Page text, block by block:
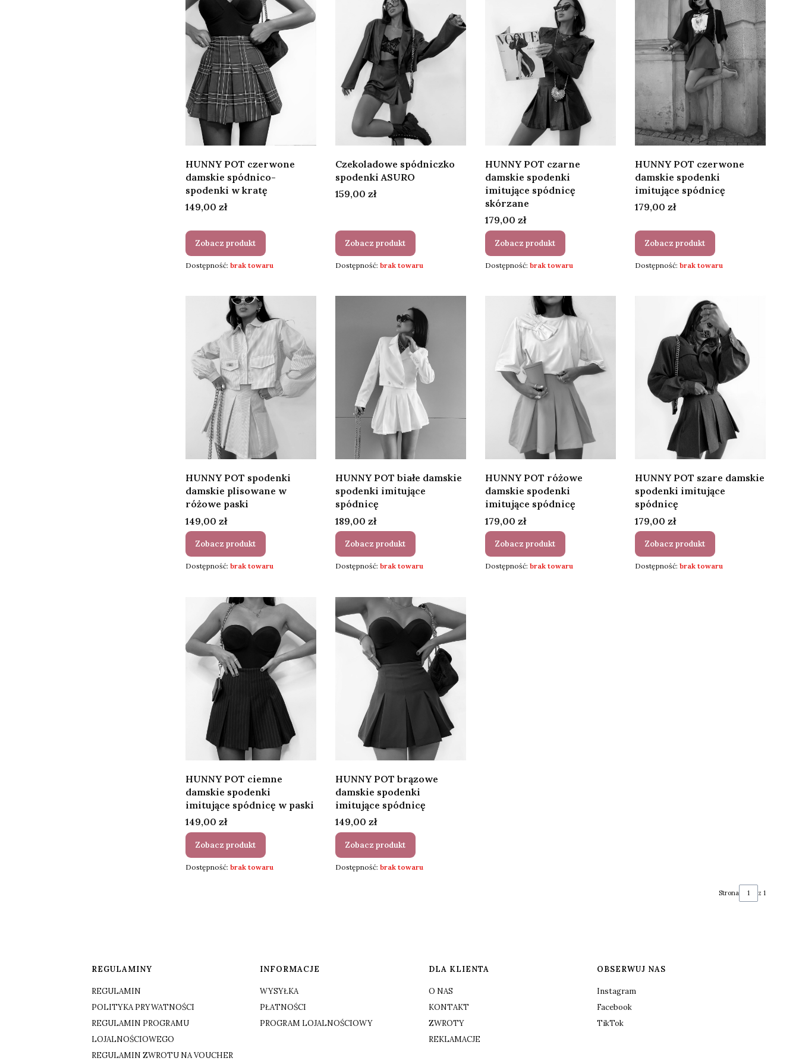
HUNNY POT czerwone
damskie spódnico-
spodenki w kratę
Cena
149,00 zł
Zobacz produkt
Dostępność: brak towaru
Czekoladowe spódniczko
spodenki ASURO
Cena
159,00 zł
Zobacz produkt
Dostępność: brak towaru
HUNNY POT czarne
damskie spodenki
imitujące spódnicę
skórzane
Cena
179,00 zł
Zobacz produkt
Dostępność: brak towaru
HUNNY POT czerwone
damskie spodenki
imitujące spódnicę
Cena
179,00 zł
Zobacz produkt
Dostępność: brak towaru
HUNNY POT spodenki
damskie plisowane w
różowe paski
Cena
149,00 zł
Zobacz produkt
Dostępność: brak towaru
HUNNY POT białe damskie
spodenki imitujące
spódnicę
Cena
189,00 zł
Zobacz produkt
Dostępność: brak towaru
HUNNY POT różowe
damskie spodenki
imitujące spódnicę
Cena
179,00 zł
Zobacz produkt
Dostępność: brak towaru
HUNNY POT szare damskie
spodenki imitujące
spódnicę
Cena
179,00 zł
Zobacz produkt
Dostępność: brak towaru
HUNNY POT ciemne
damskie spodenki
imitujące spódnicę w paski
Cena
149,00 zł
Zobacz produkt
Dostępność: brak towaru
HUNNY POT brązowe
damskie spodenki
imitujące spódnicę
Cena
149,00 zł
Zobacz produkt
Dostępność: brak towaru
Strona z 1
Linki w stopce
REGULAMINY
REGULAMIN
POLITYKA PRYWATNOŚCI
REGULAMIN PROGRAMU
LOJALNOŚCIOWEGO
REGULAMIN ZWROTU NA VOUCHER
INFORMACJE
WYSYŁKA
PŁATNOŚCI
PROGRAM LOJALNOŚCIOWY
DLA KLIENTA
O NAS
KONTAKT
ZWROTY
REKLAMACJE
OBSERWUJ NAS
Instagram
Facebook
TikTok